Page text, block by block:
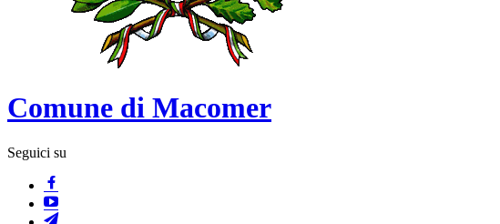
Comune di Macomer
Seguici su